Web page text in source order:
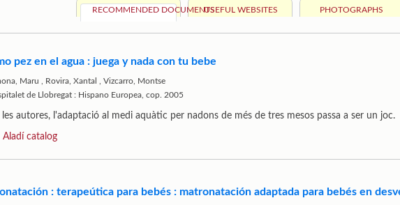
RECOMMENDED DOCUMENTSUSEFUL WEBSITES PHOTOGRAPHS
pez en el agua : juega y nada con tu bebe
Maru Rovira, Xantal
Vizcarro, Montse
de Llobregat : Hispano Europea, cop. 2005
autores, l'adaptació al medi aquàtic per nadons de més de tres mesos passa a ser un joc.
Aladí catalog
: terapeútica para bebés : matronatación adaptada para bebés en